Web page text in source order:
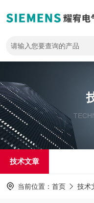
技术文章
当前位置： 首页 技术